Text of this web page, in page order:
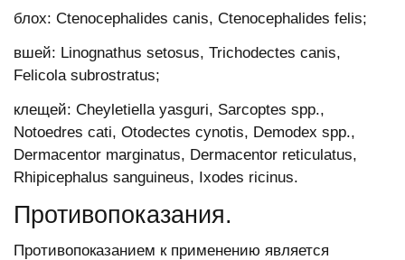
блох: Ctenocephalides canis, Ctenocephalides felis;
вшей: Linognathus setosus, Trichodectes canis,
Felicola subrostratus;
клещей: Cheyletiella yasguri, Sarcoptes spp.,
Notoedres cati, Otodectes cynotis, Demodex spp.,
Dermacentor marginatus, Dermacentor reticulatus,
Rhipicephalus sanguineus, Ixodes ricinus.
Противопоказания.
Противопоказанием к применению является